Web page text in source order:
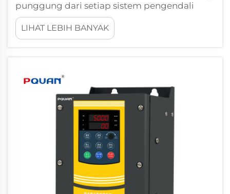
punggung dari setiap sistem pengendali
motor yang andal. Baik inverter Anda
menggerakkan kompresor, konveyor,
maupun pompa, pemeliharaan rutin
Mengabaikan perawatan berkala
menyebabkan...
LIHAT LEBIH BANYAK